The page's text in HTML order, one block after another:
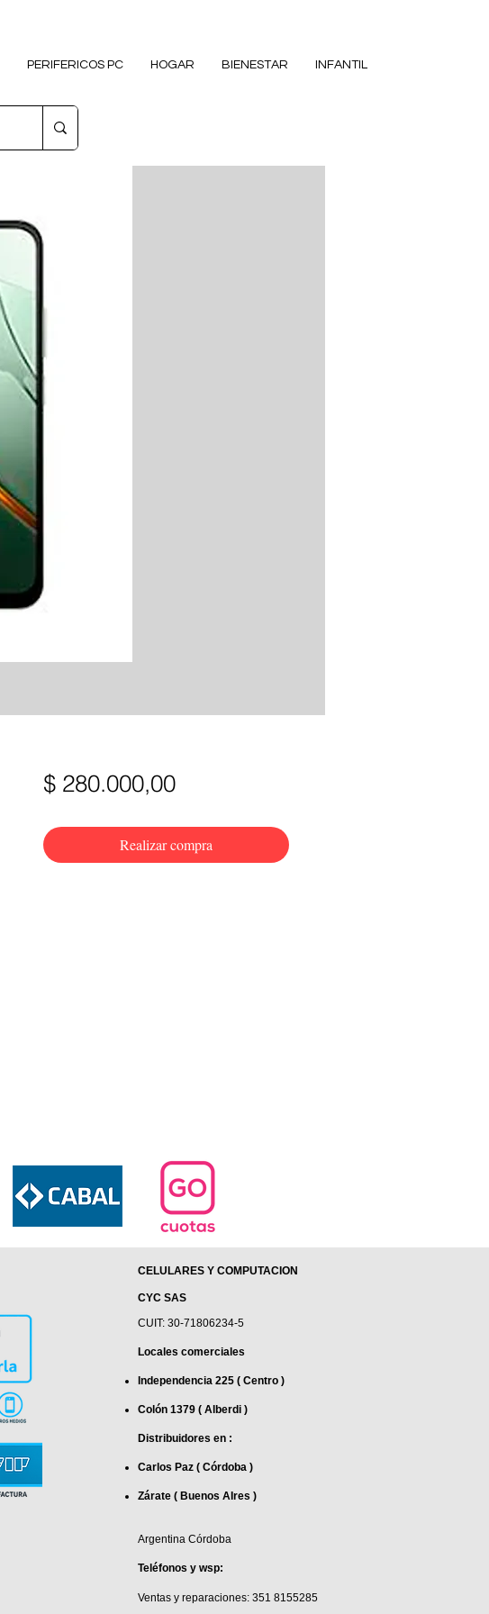
PERIFERICOS PC HOGAR BIENESTAR INFANTIL
$ 280.000,00Precio
Realizar compra
CELULARES Y COMPUTACION
CYC SAS
CUIT: 30-71806234-5
Locales comerciales
Independencia 225 ( Centro )
Colón 1379 ( Alberdi )
Distribuidores en :
Carlos Paz ( Córdoba )
Zárate ( Buenos AIres )
Argentina Córdoba
Teléfonos y wsp:
Ventas y reparaciones: 351 8155285